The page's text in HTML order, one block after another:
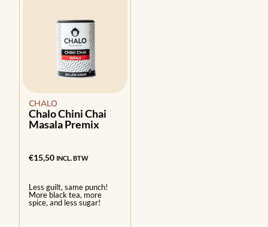
CHALO
Chalo Chini Chai
Masala Premix
€15,50 INCL. BTW
Less guilt, same punch!
More black tea, more
spice, and less sugar!